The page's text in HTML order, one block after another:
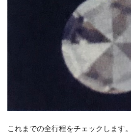
これまでの全行程をチェックします。